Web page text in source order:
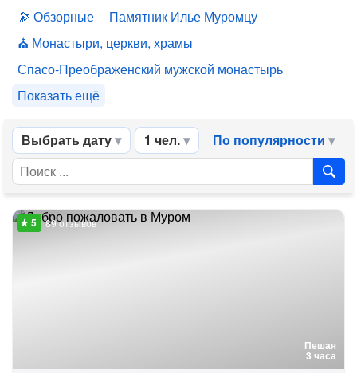
Обзорные
Памятник Илье Муромцу
Монастыри, церкви, храмы
Спасо-Преображенский мужской монастырь
Показать ещё
Выбрать дату 1 чел. По популярности
Пешая
3 часа
89 отзывов